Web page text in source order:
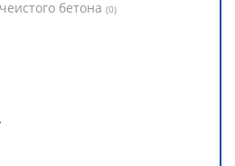
бетона (0)